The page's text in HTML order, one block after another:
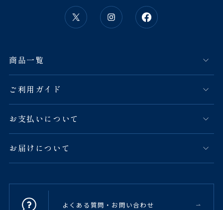
商品一覧
ご利用ガイド
お支払いについて
お届けについて
よくある質問・お問い合わせ